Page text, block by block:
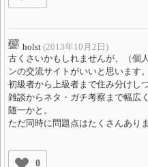
holst (2013年10月2日)
古くさいかもしれませんが、（個
ンの交流サイトがいいと思います。
初級者から上級者まで住み分けし
雑談からネタ・ガチ考察まで幅広
随一かと。
ただ同時に問題点はたくさんあり
0